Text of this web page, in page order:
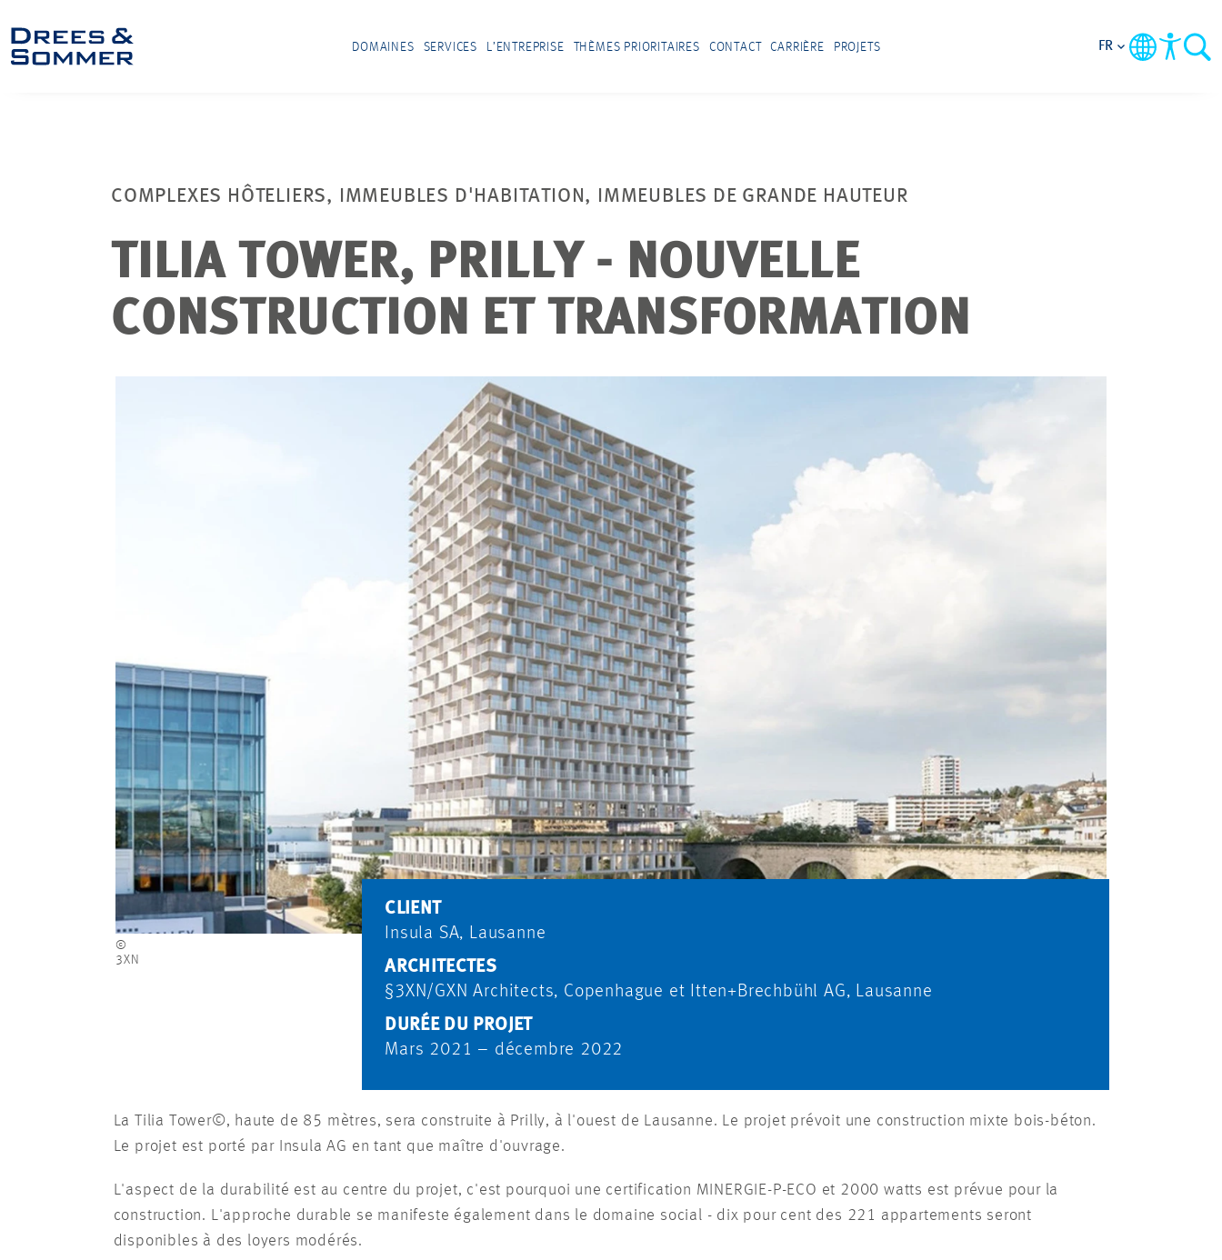
DOMAINES SERVICES L’ENTREPRISE THÈMES PRIORITAIRES CONTACT CARRIÈRE PROJETS FR
COMPLEXES HÔTELIERS, IMMEUBLES D'HABITATION, IMMEUBLES DE GRANDE HAUTEUR
TILIA TOWER, PRILLY - NOUVELLE
CONSTRUCTION ET TRANSFORMATION
©
3XN
CLIENT
Insula SA, Lausanne
ARCHITECTES
§3XN/GXN Architects, Copenhague et Itten+Brechbühl AG, Lausanne
DURÉE DU PROJET
Mars 2021 – décembre 2022
La Tilia Tower©, haute de 85 mètres, sera construite à Prilly, à l'ouest de Lausanne. Le projet prévoit une construction mixte bois-béton.
Le projet est porté par Insula AG en tant que maître d'ouvrage.
L'aspect de la durabilité est au centre du projet, c'est pourquoi une certification MINERGIE-P-ECO et 2000 watts est prévue pour la
construction. L'approche durable se manifeste également dans le domaine social - dix pour cent des 221 appartements seront
disponibles à des loyers modérés.